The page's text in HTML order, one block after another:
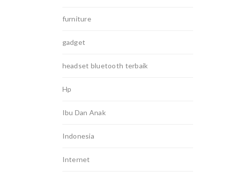
furniture
gadget
headset bluetooth terbaik
Hp
Ibu Dan Anak
Indonesia
Internet